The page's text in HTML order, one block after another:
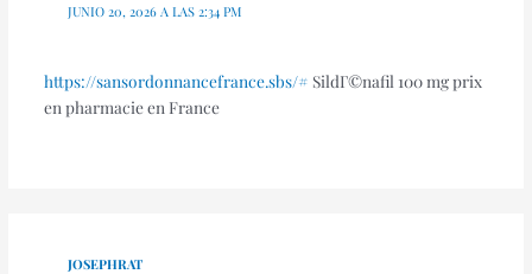
JUNIO 20, 2026 A LAS 2:34 PM
https://sansordonnancefrance.sbs/# SildГ©nafil 100 mg prix
en pharmacie en France
JOSEPHRAT